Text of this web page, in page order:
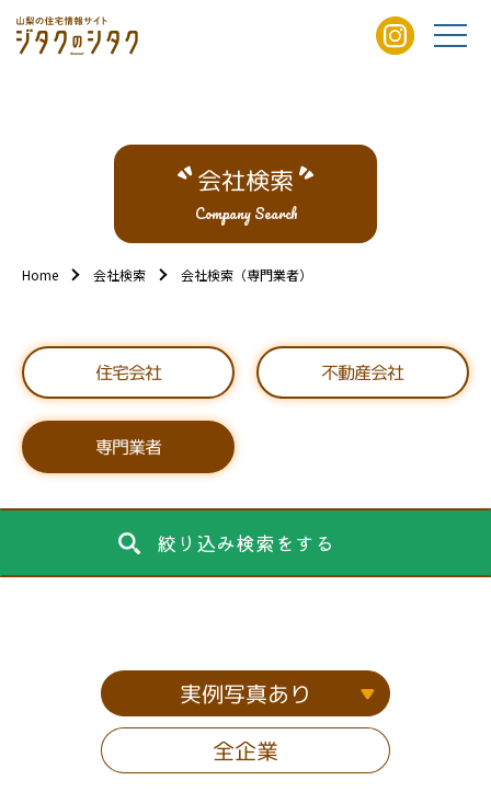
会社検索
Company Search
Home 会社検索 会社検索（専門業者）
住宅会社 不動産会社
専門業者
絞り込み検索をする
実例写真あり
全企業